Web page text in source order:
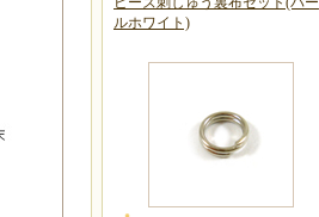
ルホワイト)